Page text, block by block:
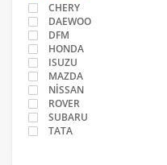
CHERY
DAEWOO
DFM
HONDA
ISUZU
MAZDA
NİSSAN
ROVER
SUBARU
TATA